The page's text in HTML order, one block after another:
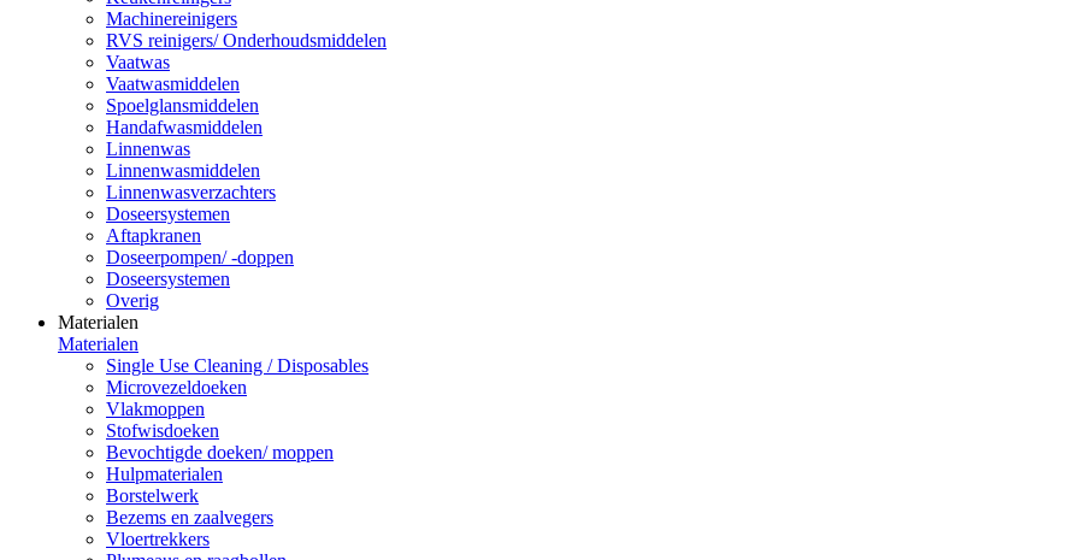
Machinereinigers
RVS reinigers/ Onderhoudsmiddelen
Vaatwas
Vaatwasmiddelen
Spoelglansmiddelen
Handafwasmiddelen
Linnenwas
Linnenwasmiddelen
Linnenwasverzachters
Doseersystemen
Aftapkranen
Doseerpompen/ -doppen
Doseersystemen
Overig
Materialen
Materialen
Single Use Cleaning / Disposables
Microvezeldoeken
Vlakmoppen
Stofwisdoeken
Bevochtigde doeken/ moppen
Hulpmaterialen
Borstelwerk
Bezems en zaalvegers
Vloertrekkers